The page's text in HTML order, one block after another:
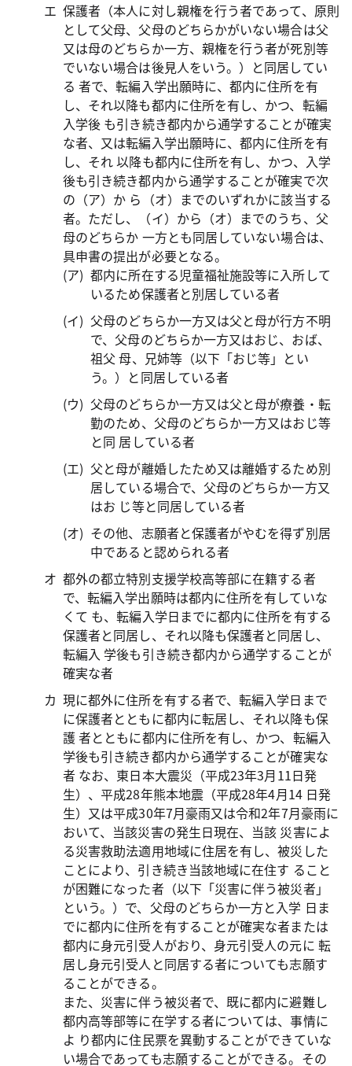
保護者（本人に対し親権を行う者であって、原則
として父母、父母のどちらかがいない場合は父
又は母のどちらか一方、親権を行う者が死別等
でいない場合は後見人をいう。）と同居してい
る 者で、転編入学出願時に、都内に住所を有
し、それ以降も都内に住所を有し、かつ、転編
入学後 も引き続き都内から通学することが確実
な者、又は転編入学出願時に、都内に住所を有
し、それ 以降も都内に住所を有し、かつ、入学
後も引き続き都内から通学することが確実で次
の（ア）か ら（オ）までのいずれかに該当する
者。ただし、（イ）から（オ）までのうち、父
母のどちらか 一方とも同居していない場合は、
具申書の提出が必要となる。
都内に所在する児童福祉施設等に入所して
いるため保護者と別居している者
父母のどちらか一方又は父と母が行方不明
で、父母のどちらか一方又はおじ、おば、
祖父 母、兄姉等（以下「おじ等」とい
う。）と同居している者
父母のどちらか一方又は父と母が療養・転
勤のため、父母のどちらか一方又はおじ等
と同 居している者
父と母が離婚したため又は離婚するため別
居している場合で、父母のどちらか一方又
はお じ等と同居している者
その他、志願者と保護者がやむを得ず別居
中であると認められる者
都外の都立特別支援学校高等部に在籍する者
で、転編入学出願時は都内に住所を有していな
くて も、転編入学日までに都内に住所を有する
保護者と同居し、それ以降も保護者と同居し、
転編入 学後も引き続き都内から通学することが
確実な者
現に都外に住所を有する者で、転編入学日まで
に保護者とともに都内に転居し、それ以降も保
護 者とともに都内に住所を有し、かつ、転編入
学後も引き続き都内から通学することが確実な
者 なお、東日本大震災（平成23年3月11日発
生）、平成28年熊本地震（平成28年4月14 日発
生）又は平成30年7月豪雨又は令和2年7月豪雨に
おいて、当該災害の発生日現在、当該 災害によ
る災害救助法適用地域に住居を有し、被災した
ことにより、引き続き当該地域に在住す ること
が困難になった者（以下「災害に伴う被災者」
という。）で、父母のどちらか一方と入学 日ま
でに都内に住所を有することが確実な者または
都内に身元引受人がおり、身元引受人の元に 転
居し身元引受人と同居する者についても志願す
ることができる。
また、災害に伴う被災者で、既に都内に避難し
都内高等部等に在学する者については、事情に
よ り都内に住民票を異動することができていな
い場合であっても志願することができる。その